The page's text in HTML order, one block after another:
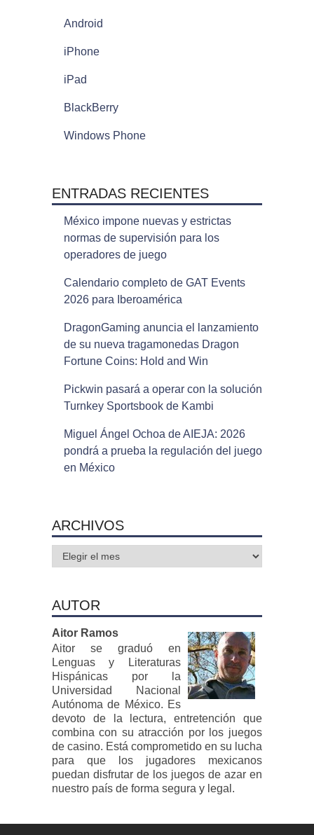
Android
iPhone
iPad
BlackBerry
Windows Phone
ENTRADAS RECIENTES
México impone nuevas y estrictas
normas de supervisión para los
operadores de juego
Calendario completo de GAT Events
2026 para Iberoamérica
DragonGaming anuncia el lanzamiento
de su nueva tragamonedas Dragon
Fortune Coins: Hold and Win
Pickwin pasará a operar con la solución
Turnkey Sportsbook de Kambi
Miguel Ángel Ochoa de AIEJA: 2026
pondrá a prueba la regulación del juego
en México
ARCHIVOS
Archivos
AUTOR
Aitor Ramos
Aitor se graduó en
Lenguas y Literaturas
Hispánicas por la
Universidad Nacional
Autónoma de México. Es
devoto de la lectura, entretención que
combina con su atracción por los juegos
de casino. Está comprometido en su lucha
para que los jugadores mexicanos
puedan disfrutar de los juegos de azar en
nuestro país de forma segura y legal.